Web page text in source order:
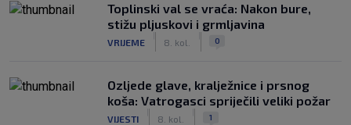
Toplinski val se vraća: Nakon bure,
stižu pljuskovi i grmljavina
VRIJEME 8. kol. 0
Ozljede glave, kralježnice i prsnog
koša: Vatrogasci spriječili veliki požar
VIJESTI 8. kol. 1